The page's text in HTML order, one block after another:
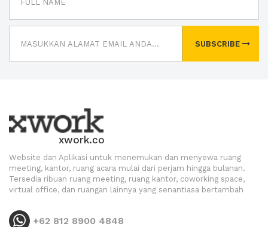
SUBSCRIBE
xwork.co
Website dan Aplikasi untuk menemukan dan menyewa ruang
meeting, kantor, ruang acara mulai dari perjam hingga bulanan.
Tersedia ribuan ruang meeting, ruang kantor, coworking space,
virtual office, dan ruangan lainnya yang senantiasa bertambah
+62 812 8900 4848